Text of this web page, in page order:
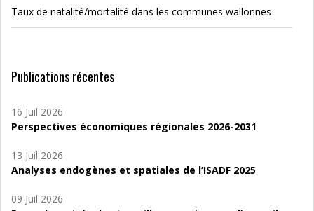
Taux de natalité/mortalité dans les communes wallonnes
Publications récentes
16 Juil 2026
Perspectives économiques régionales 2026-2031
13 Juil 2026
Analyses endogènes et spatiales de l’ISADF 2025
09 Juil 2026